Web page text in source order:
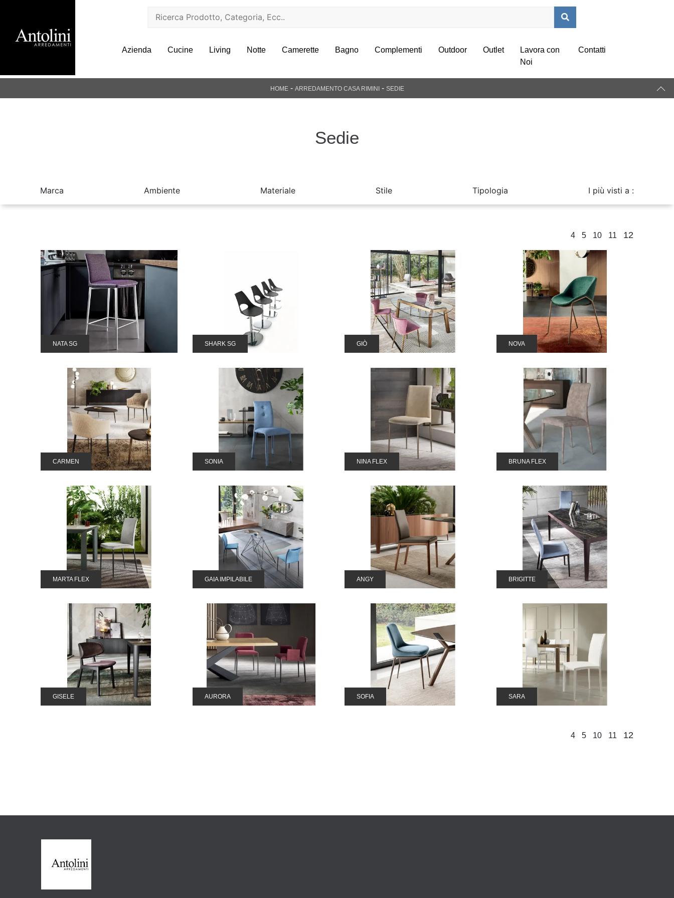
Azienda Cucine Living Notte Camerette Bagno Complementi Outdoor Outlet
Lavora con
Noi
Contatti
HOME- ARREDAMENTO CASA RIMINI - SEDIE
Sedie
Marca Ambiente Materiale Stile Tipologia I più visti a :
4 5 10 11 12
NATA SG SHARK SG GIÒ NOVA
CARMEN SONIA NINA FLEX BRUNA FLEX
MARTA FLEX GAIA IMPILABILE ANGY BRIGITTE
GISELE AURORA SOFIA SARA
4 5 10 11 12